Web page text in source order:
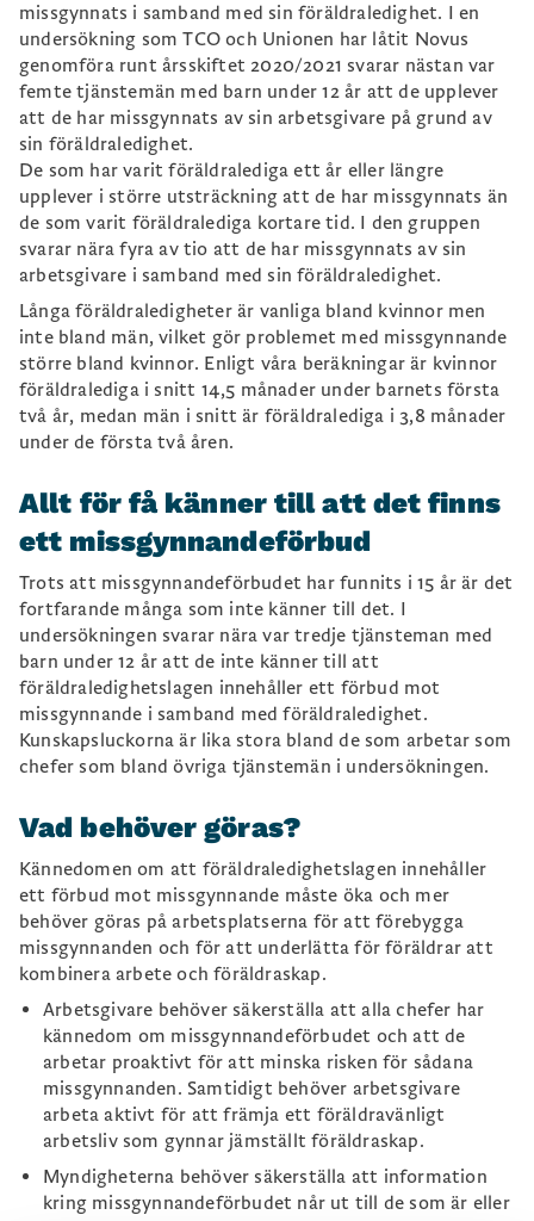
missgynnats i samband med sin föräldraledighet. I en
undersökning som TCO och Unionen har låtit Novus
genomföra runt årsskiftet 2020/2021 svarar nästan var
femte tjänstemän med barn under 12 år att de upplever
att de har missgynnats av sin arbetsgivare på grund av
sin föräldraledighet.
De som har varit föräldralediga ett år eller längre
upplever i större utsträckning att de har missgynnats än
de som varit föräldralediga kortare tid. I den gruppen
svarar nära fyra av tio att de har missgynnats av sin
arbetsgivare i samband med sin föräldraledighet.
Långa föräldraledigheter är vanliga bland kvinnor men
inte bland män, vilket gör problemet med missgynnande
större bland kvinnor. Enligt våra beräkningar är kvinnor
föräldralediga i snitt 14,5 månader under barnets första
två år, medan män i snitt är föräldralediga i 3,8 månader
under de första två åren.
Allt för få känner till att det finns
ett missgynnandeförbud
Trots att missgynnandeförbudet har funnits i 15 år är det
fortfarande många som inte känner till det. I
undersökningen svarar nära var tredje tjänsteman med
barn under 12 år att de inte känner till att
föräldraledighetslagen innehåller ett förbud mot
missgynnande i samband med föräldraledighet.
Kunskapsluckorna är lika stora bland de som arbetar som
chefer som bland övriga tjänstemän i undersökningen.
Vad behöver göras?
Kännedomen om att föräldraledighetslagen innehåller
ett förbud mot missgynnande måste öka och mer
behöver göras på arbetsplatserna för att förebygga
missgynnanden och för att underlätta för föräldrar att
kombinera arbete och föräldraskap.
Arbetsgivare behöver säkerställa att alla chefer har
kännedom om missgynnandeförbudet och att de
arbetar proaktivt för att minska risken för sådana
missgynnanden. Samtidigt behöver arbetsgivare
arbeta aktivt för att främja ett föräldravänligt
arbetsliv som gynnar jämställt föräldraskap.
Myndigheterna behöver säkerställa att information
kring missgynnandeförbudet når ut till de som är eller